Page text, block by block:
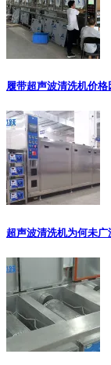
履带超声波清洗机价格
超声波清洗机为何未